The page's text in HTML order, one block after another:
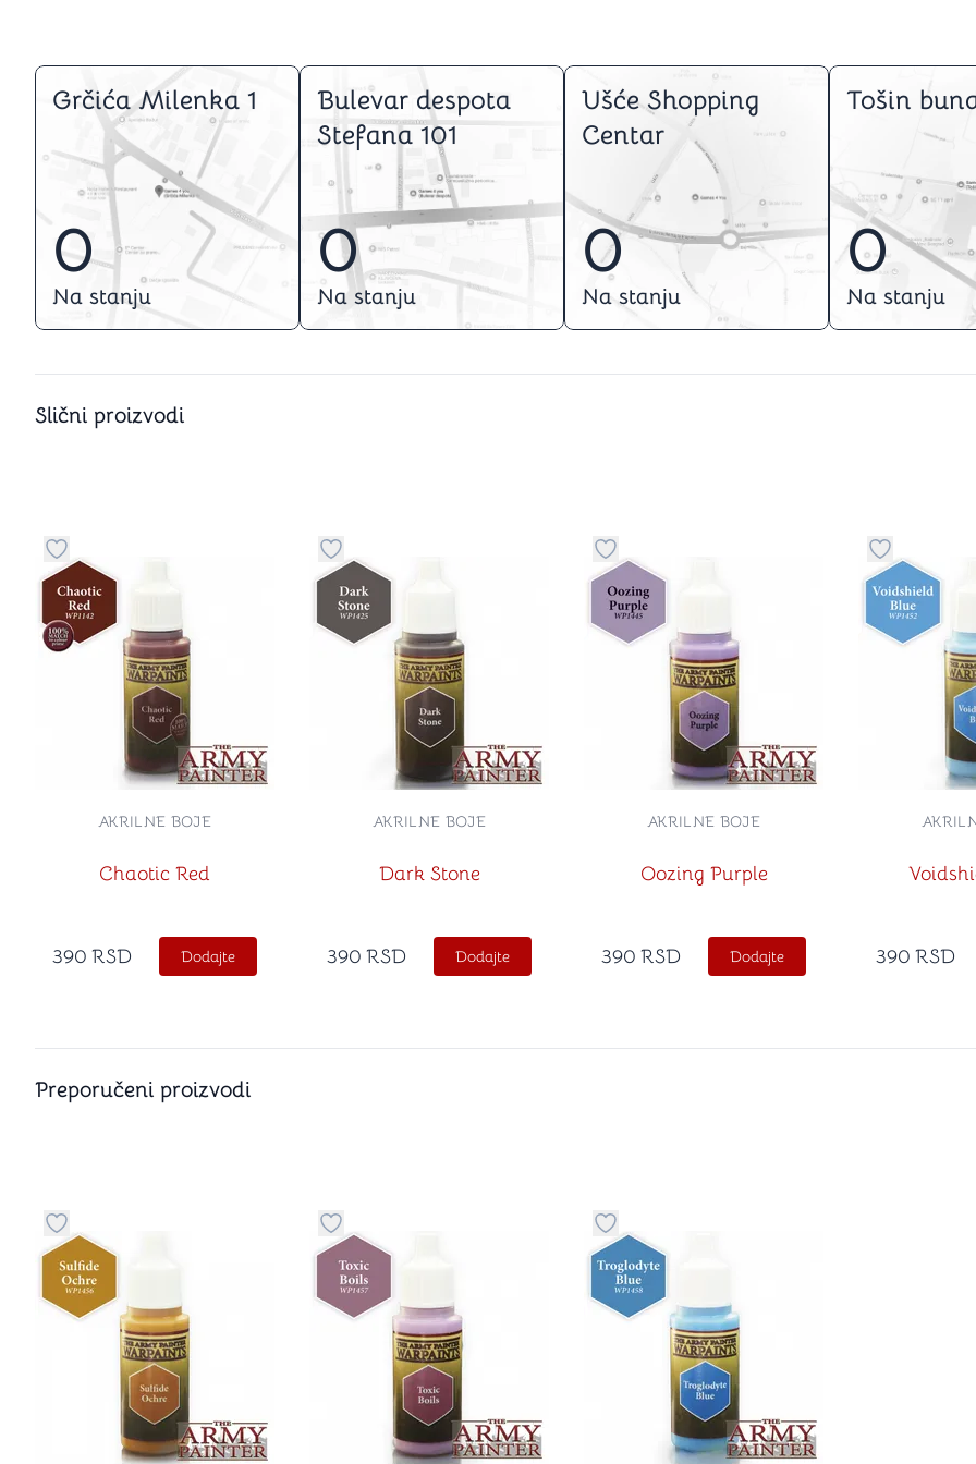
Grčića Milenka 1
0
Na stanju
Bulevar despota
Stefana 101
0
Na stanju
Ušće Shopping
Centar
0
Na stanju
Tošin
0
Na stanju
Slični proizvodi
Dugme za dodavanje stvari u kategoriju omiljeno
Chaotic Red
AKRILNE BOJE
390 RSD Dodajte
Dugme za dodavanje stvari u kategoriju omiljeno
Dark Stone
AKRILNE BOJE
390 RSD Dodajte
Dugme za dodavanje stvari u kategoriju omiljeno
Oozing Purple
AKRILNE BOJE
390 RSD Dodajte
Dugme za
390 RSD
Preporučeni proizvodi
Dugme za dodavanje stvari u kategoriju omiljenoDugme za dodavanje stvari u kategoriju omiljenoDugme za dodavanje stvari u kategoriju omiljeno